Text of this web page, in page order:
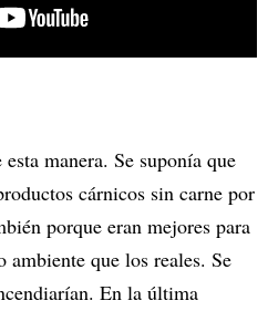
manera. Se suponía que
cárnicos sin carne por
porque eran mejores para
ambiente que los reales. Se
En la última